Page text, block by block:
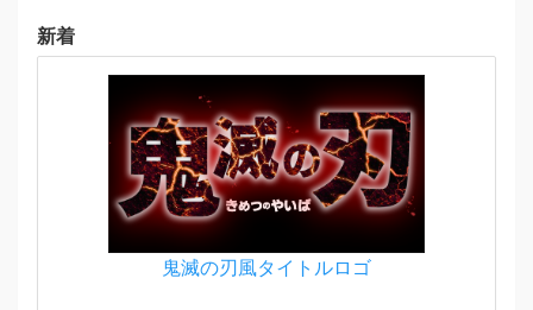
新着
鬼滅の刃風タイトルロゴ